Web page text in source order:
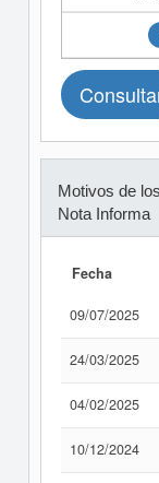
Motivos de
Nota Informa
Fecha
09/07/2025
24/03/2025
04/02/2025
10/12/2024